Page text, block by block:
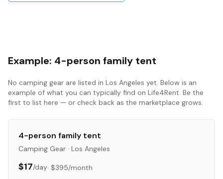
Example: 4-person family tent
No camping gear are listed in Los Angeles yet. Below is an
example of what you can typically find on Life4Rent. Be the
first to list here — or check back as the marketplace grows.
4-person family tent
Camping Gear · Los Angeles
$17/day· $395/month